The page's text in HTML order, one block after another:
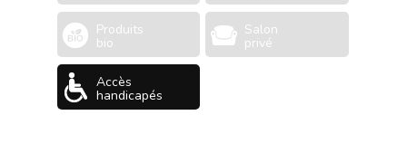
Produits
bio
Salon
privé
Accès
handicapés